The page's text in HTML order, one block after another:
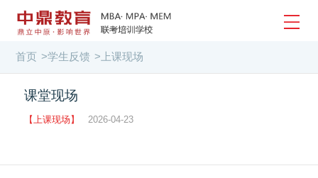
首页 >学生反馈 >上课现场
课堂现场
【上课现场】 2026-04-23